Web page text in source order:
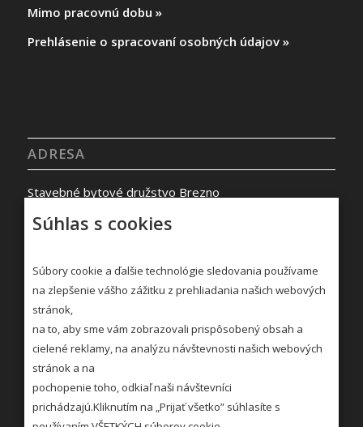
Mimo pracovnú dobu »
Prehlásenie o spracovaní osobných údajov »
ADRESA
Stavebné bytové družstvo Brezno
977 01 BREZNO
STRÁNKOVÉ DNI
Súhlas s cookies
Súbory cookie a ďalšie technológie sledovania používame
na zlepšenie vášho zážitku z prehliadania našich webových
stránok,
na to, aby sme vám zobrazovali prispôsobený obsah a
cielené reklamy, na analýzu návštevnosti našich webových
stránok a na
pochopenie toho, odkiaľ naši návštevníci
prichádzajú.Kliknutím na „Prijať všetko” súhlasíte s